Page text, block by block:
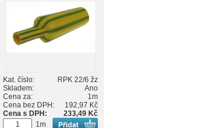
Kat. číslo:
RPK 22/6 žz
Skladem:
Ano
Cena za:
1m
Cena bez DPH:
192,97 Kč
Cena s DPH:
233,49 Kč
1m